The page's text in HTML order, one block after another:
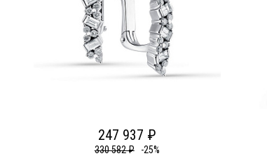
247 937 ₽
330 582 ₽ -25%